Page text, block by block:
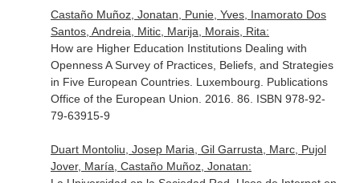
Castaño Muñoz, Jonatan, Punie, Yves, Inamorato Dos
Santos, Andreia, Mitic, Marija, Morais, Rita:
How are Higher Education Institutions Dealing with
Openness A Survey of Practices, Beliefs, and Strategies
in Five European Countries. Luxembourg. Publications
Office of the European Union. 2016. 86. ISBN 978-92-
79-63915-9
Duart Montoliu, Josep Maria, Gil Garrusta, Marc, Pujol
Jover, María, Castaño Muñoz, Jonatan: